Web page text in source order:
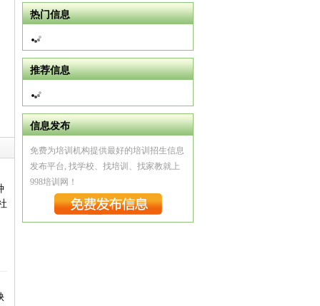
热门信息
推荐信息
信息发布
免费为培训机构提供最好的培训招生信息
发布平台, 找学校、找培训、找家教就上
998培训网！